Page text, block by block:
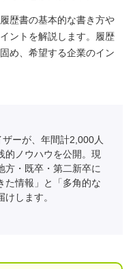
歴書の基本的な書き方や
ントを解説します。履歴
め、希望する企業のイン
ーが、年間計2,000人
的ノウハウを公開。現
方・既卒・第二新卒に
た情報」と「多角的な
します。